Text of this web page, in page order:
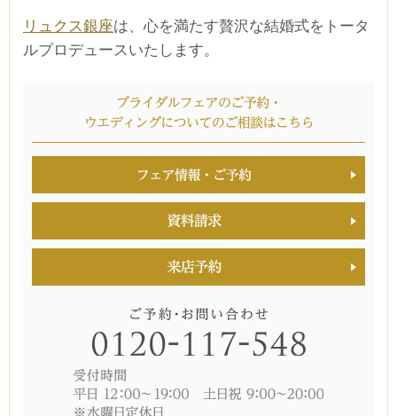
リュクス銀座は、心を満たす贅沢な結婚式をトータ
ルプロデュースいたします。